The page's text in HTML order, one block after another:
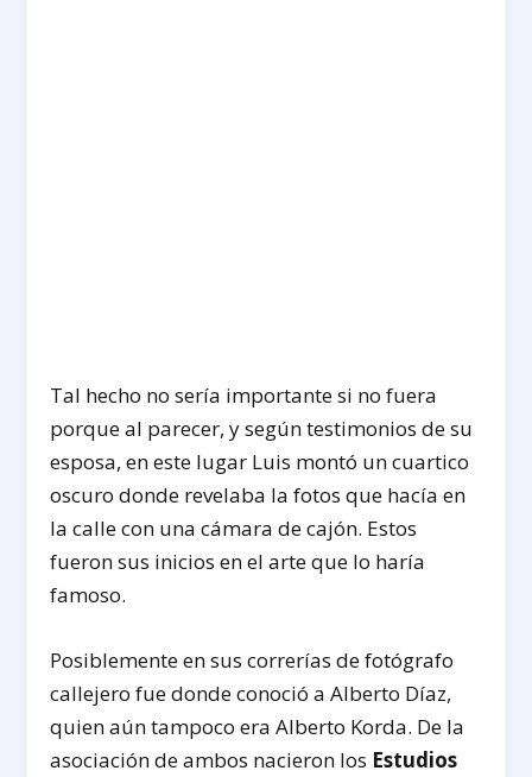
Tal hecho no sería importante si no fuera
porque al parecer, y según testimonios de su
esposa, en este lugar Luis montó un cuartico
oscuro donde revelaba la fotos que hacía en
la calle con una cámara de cajón. Estos
fueron sus inicios en el arte que lo haría
famoso.
Posiblemente en sus correrías de fotógrafo
callejero fue donde conoció a Alberto Díaz,
quien aún tampoco era Alberto Korda. De la
asociación de ambos nacieron los Estudios